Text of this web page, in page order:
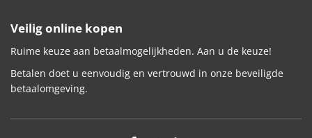
Veilig online kopen
Ruime keuze aan betaalmogelijkheden. Aan u de keuze!
Betalen doet u eenvoudig en vertrouwd in onze beveiligde
betaalomgeving.